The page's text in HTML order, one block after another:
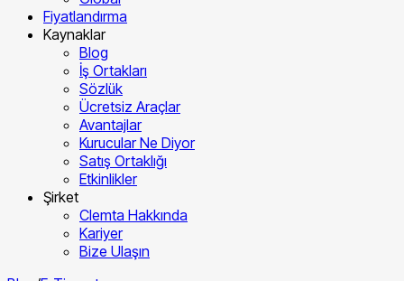
Fiyatlandırma
Kaynaklar
Blog
İş Ortakları
Sözlük
Ücretsiz Araçlar
Avantajlar
Kurucular Ne Diyor
Satış Ortaklığı
Etkinlikler
Şirket
Clemta Hakkında
Kariyer
Bize Ulaşın